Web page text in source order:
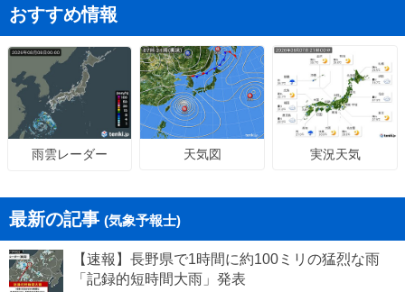
おすすめ情報
雨雲レーダー 天気図 実況天気
最新の記事 (気象予報士)
【速報】長野県で1時間に約100ミリの猛烈な雨
「記録的短時間大雨」発表